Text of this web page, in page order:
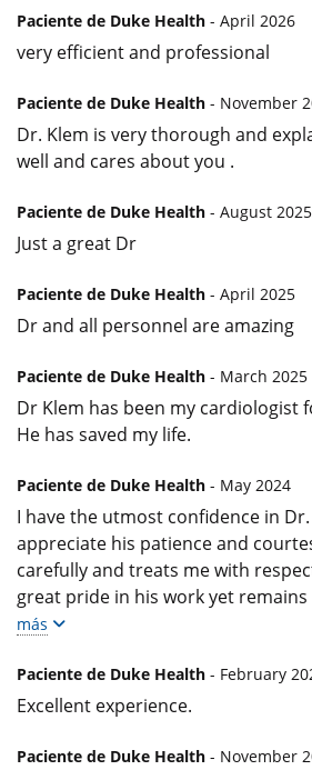
Paciente de Duke Health - April 2026
very efficient and professional
Paciente de Duke Health - November
Dr. Klem is very thorough and
well and cares about you .
Paciente de Duke Health - August 2025
Just a great Dr
Paciente de Duke Health - April 2025
Dr and all personnel are amazing
Paciente de Duke Health - March 2025
Dr Klem has been my cardiologist
He has saved my life.
Paciente de Duke Health - May 2024
I have the utmost confidence in
appreciate his patience and
carefully and treats me with
great pride in his work yet
más
Paciente de Duke Health - February
Excellent experience.
Paciente de Duke Health - November